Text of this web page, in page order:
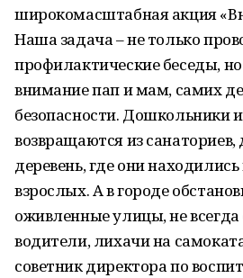
широкомасштабная акция
Наша задача – не только
профилактические беседы,
внимание пап и мам, самих
безопасности. Дошкольники
возвращаются из санаториев,
деревень, где они
взрослых. А в городе
оживленные улицы, не всегда
водители, лихачи на
советник директора по